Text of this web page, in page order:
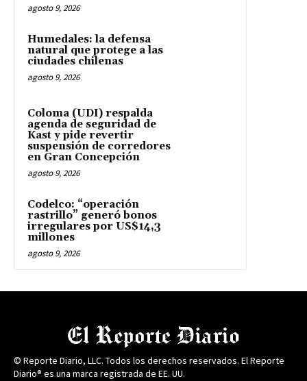
agosto 9, 2026
Humedales: la defensa
natural que protege a las
ciudades chilenas
agosto 9, 2026
Coloma (UDI) respalda
agenda de seguridad de
Kast y pide revertir
suspensión de corredores
en Gran Concepción
agosto 9, 2026
Codelco: “operación
rastrillo” generó bonos
irregulares por US$14,3
millones
agosto 9, 2026
© Reporte Diario, LLC. Todos los derechos reservados. El Reporte
Diario® es una marca registrada de EE. UU.